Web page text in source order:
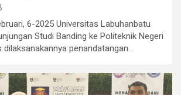
6-2025 Universitas Labuhanbatu
Studi Banding ke Politeknik Negeri
dilaksanakannya penandatangan…